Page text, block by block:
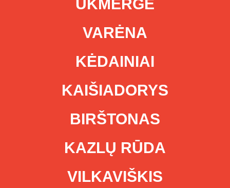
UKMERGĖ
VARĖNA
KĖDAINIAI
KAIŠIADORYS
BIRŠTONAS
KAZLŲ RŪDA
VILKAVIŠKIS